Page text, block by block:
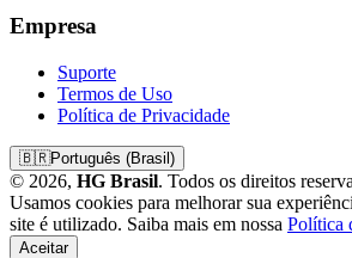
Empresa
Suporte
Termos de Uso
Política de Privacidade
🇧🇷Português (Brasil)
© 2026, HG Brasil. Todos os direitos
Usamos cookies para melhorar sua
site é utilizado. Saiba mais em nossa Política
Aceitar